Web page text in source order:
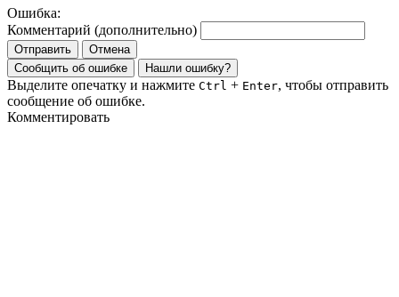
Ошибка:
Комментарий (дополнительно)
Отправить
Отмена
Сообщить об ошибке
Нашли ошибку?
Выделите опечатку и нажмите Ctrl + Enter, чтобы отправить
сообщение об ошибке.
Комментировать